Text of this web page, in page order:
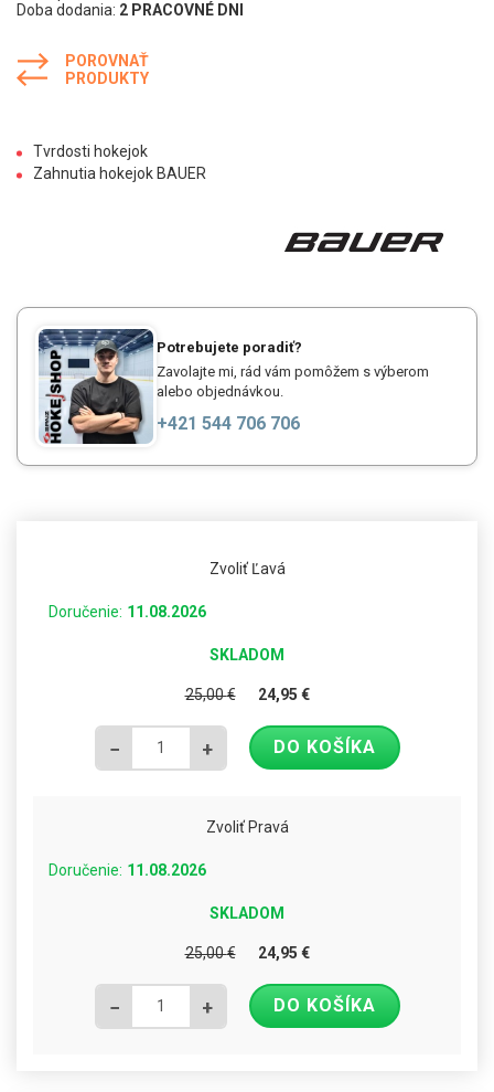
Doba dodania: 2 PRACOVNÉ DNI
POROVNAŤ
PRODUKTY
Tvrdosti hokejok
Zahnutia hokejok BAUER
Potrebujete poradiť?
Zavolajte mi, rád vám pomôžem s výberom
alebo objednávkou.
+421 544 706 706
Zvoliť Ľavá
Doručenie: 11.08.2026
SKLADOM
25,00€ 24,95 €
− + DO KOŠÍKA
Zvoliť Pravá
Doručenie: 11.08.2026
SKLADOM
25,00€ 24,95 €
− + DO KOŠÍKA